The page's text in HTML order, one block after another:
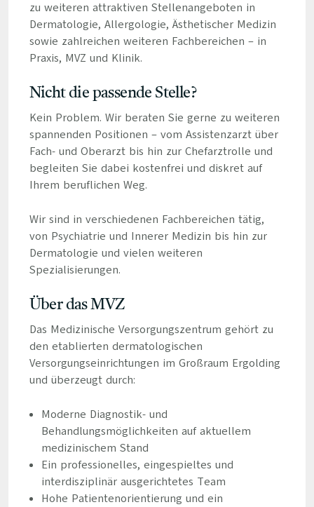
zu weiteren attraktiven Stellenangeboten in
Dermatologie, Allergologie, Ästhetischer Medizin
sowie zahlreichen weiteren Fachbereichen – in
Praxis, MVZ und Klinik.
Nicht die passende Stelle?
Kein Problem. Wir beraten Sie gerne zu weiteren
spannenden Positionen – vom Assistenzarzt über
Fach- und Oberarzt bis hin zur Chefarztrolle und
begleiten Sie dabei kostenfrei und diskret auf
Ihrem beruflichen Weg.
Wir sind in verschiedenen Fachbereichen tätig,
von Psychiatrie und Innerer Medizin bis hin zur
Dermatologie und vielen weiteren
Spezialisierungen.
Über das MVZ
Das Medizinische Versorgungszentrum gehört zu
den etablierten dermatologischen
Versorgungseinrichtungen im Großraum Ergolding
und überzeugt durch:
Moderne Diagnostik- und
Behandlungsmöglichkeiten auf aktuellem
medizinischem Stand
Ein professionelles, eingespieltes und
interdisziplinär ausgerichtetes Team
Hohe Patientenorientierung und ein